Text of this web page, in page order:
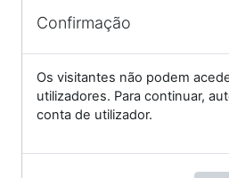
Confirmação
Os visitantes não podem
utilizadores. Para continuar,
conta de utilizador.